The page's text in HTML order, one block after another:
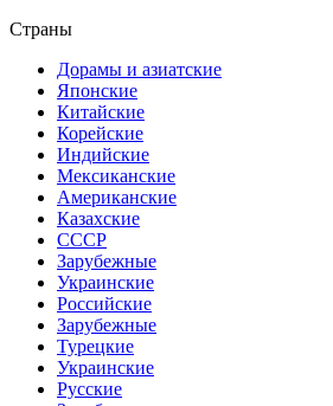
Страны
Дорамы и азиатские
Японские
Китайские
Корейские
Индийские
Мексиканские
Американские
Казахские
СССР
Зарубежные
Украинские
Российские
Зарубежные
Турецкие
Украинские
Русские